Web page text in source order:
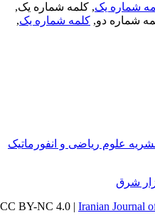
شماره یک, کلمه شماره یک,
شماره دو,کلمه شماره یک,
علوم ریاضی و انفورماتیک
شرق
Iranian